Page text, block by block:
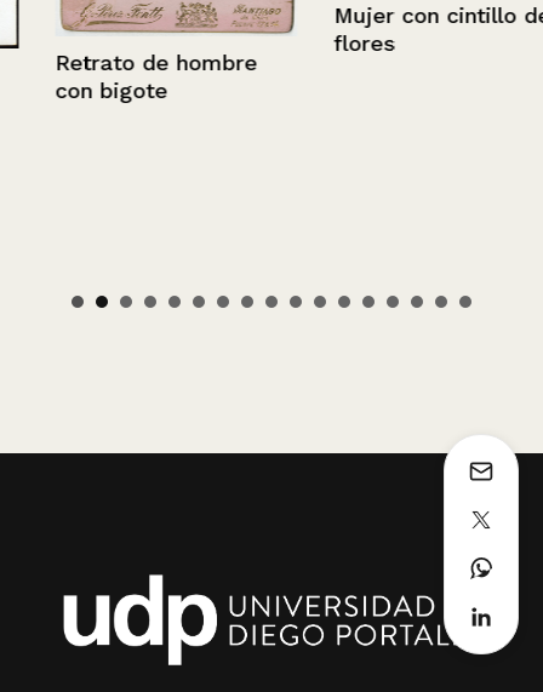
Retrato de hombre
con bigote
Mujer con cintillo de
flores